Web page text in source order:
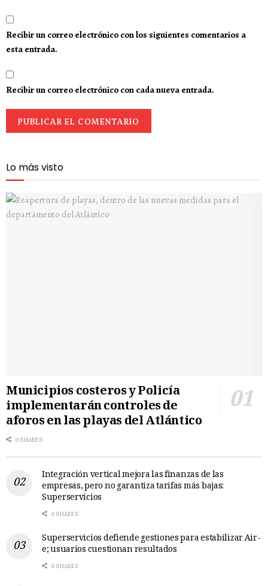
Recibir un correo electrónico con los siguientes comentarios a
esta entrada.
Recibir un correo electrónico con cada nueva entrada.
Lo más visto
Municipios costeros y Policía
implementarán controles de
aforos en las playas del Atlántico
0 SHARES
Integración vertical mejora las finanzas de las
empresas, pero no garantiza tarifas más bajas:
Superservicios
0 SHARES
Superservicios defiende gestiones para estabilizar Air-
e; usuarios cuestionan resultados
0 SHARES